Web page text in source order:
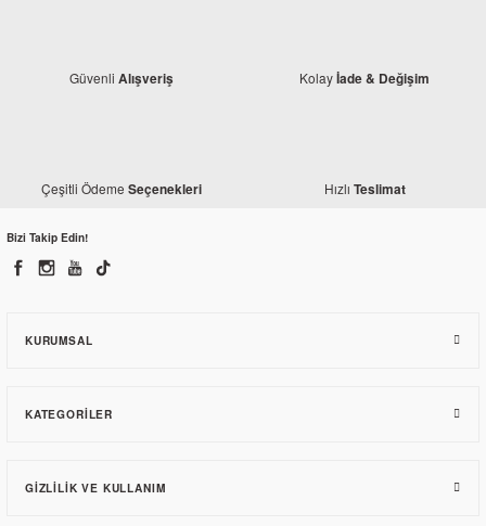
Bajaj Pulsar RS 200 Sol Kumanda
1.765,47 TL
Güvenli Alışveriş Kolayİade & Değişim
Çeşitli Ödeme Seçenekleri Hızlı Teslimat
Bizi Takip Edin!
KURUMSAL
KATEGORILER
GIZLILIK VE KULLANIM